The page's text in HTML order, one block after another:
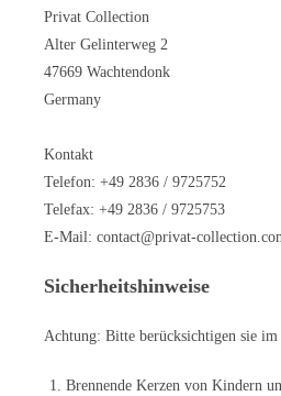
Privat Collection
Alter Gelinterweg 2
47669 Wachtendonk
Germany
Kontakt
Telefon: +49 2836 / 9725752
Telefax: +49 2836 / 9725753
E-Mail: contact@privat-
Sicherheitshinweise
Achtung: Bitte berücksichtigen sie
Brennende Kerzen von Kindern